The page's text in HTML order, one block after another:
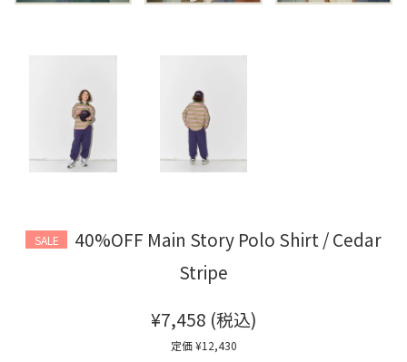
SALE
40%OFF Main Story Polo Shirt / Cedar
Stripe
¥7,458 (税込)
定価 ¥12,430